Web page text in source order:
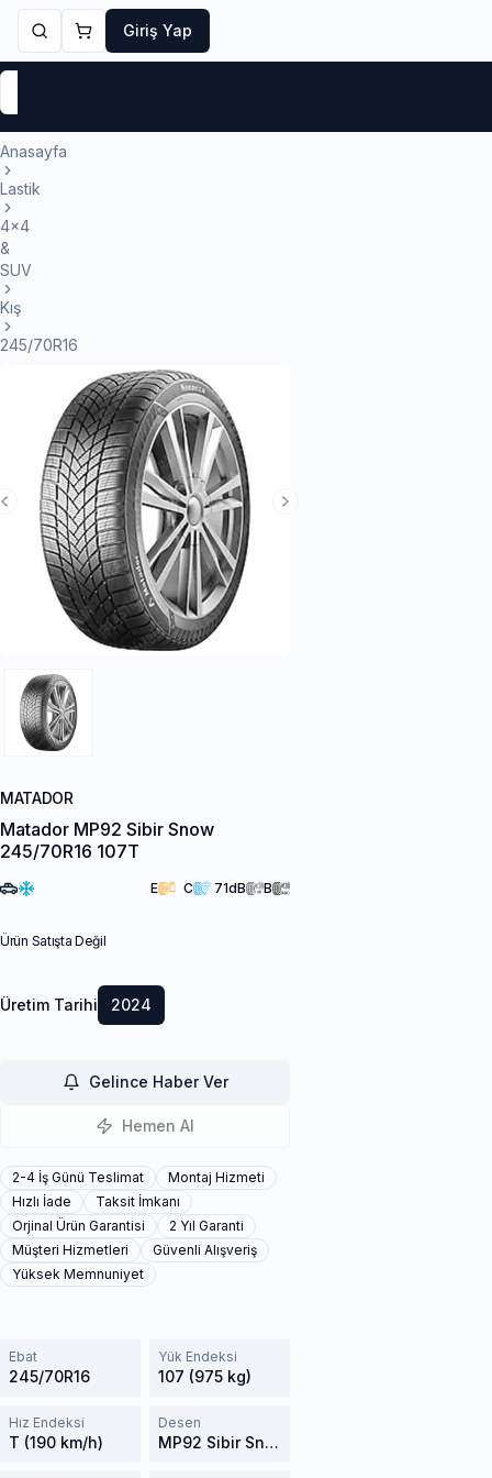
Giriş Yap
Anasayfa
Lastik
4x4
&
SUV
Kış
245/70R16
Next Slide
Previous Slide
MATADOR
Matador MP92 Sibir Snow
245/70R16 107T
E C 71dB B
Ürün Satışta Değil
Üretim Tarihi 2024
Gelince Haber Ver
Hemen Al
2-4 İş Günü Teslimat
Montaj Hizmeti
Hızlı İade
Taksit İmkanı
Orjinal Ürün Garantisi
2 Yıl Garanti
Müşteri Hizmetleri
Güvenli Alışveriş
Yüksek Memnuniyet
Ebat
245/70R16
Yük Endeksi
107 (975 kg)
Hız Endeksi
T (190 km/h)
Desen
MP92 Sibir Snow